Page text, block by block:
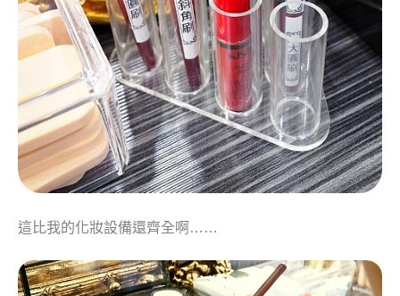
這比我的化妝設備還齊全啊……